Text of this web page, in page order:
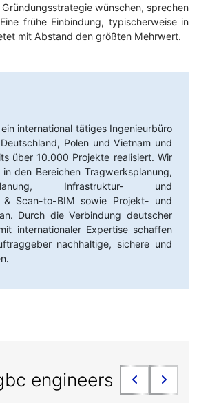
wünschen, sprechen
frühe Einbindung, typischerweise in
mit Abstand den größten Mehrwert.
ein international tätiges Ingenieurbüro
Polen und Vietnam und
über 10.000 Projekte realisiert. Wir
den Bereichen Tragwerksplanung,
Infrastruktur- und
& Scan-to-BIM sowie Projekt- und
Durch die Verbindung deutscher
internationaler Expertise schaffen
nachhaltige, sichere und
engineers